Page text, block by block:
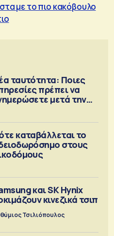
με το πιο κακόβουλο
ταυτότητα: Ποιες
πρέπει να
μετά την
καταβάλλεται το
στους
και SK Hynix
κινεζικά τσιπ
Τσιλιόπουλος